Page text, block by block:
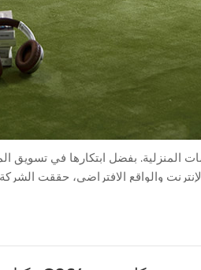
والواقع الافتراضي، حققت